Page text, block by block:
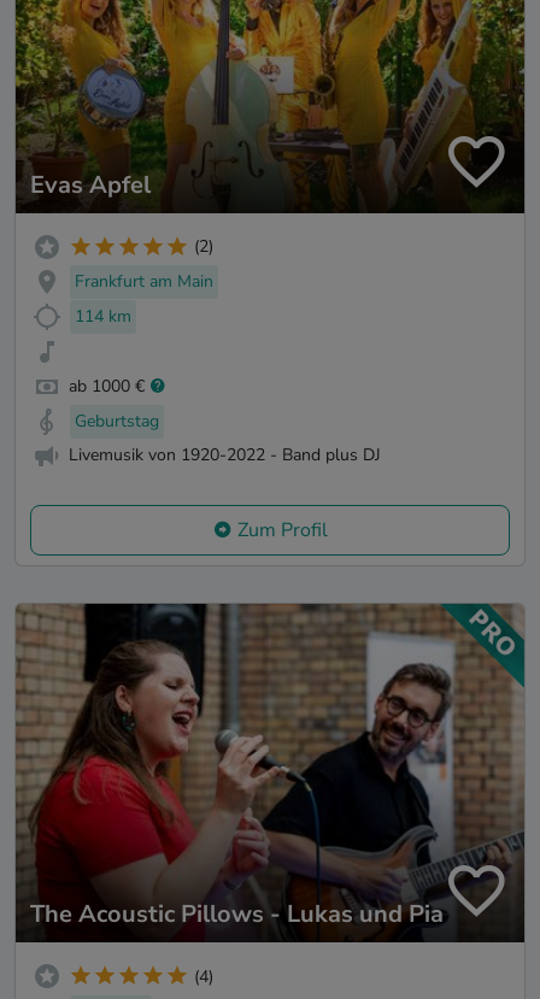
Evas Apfel
(2)
Frankfurt am Main
114 km
ab 1000 €
Geburtstag
Livemusik von 1920-2022 - Band plus DJ
Zum Profil
The Acoustic Pillows - Lukas und Pia
(4)